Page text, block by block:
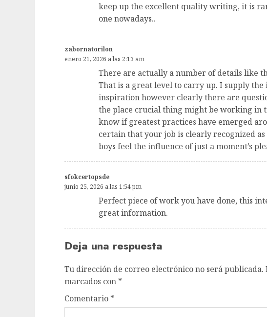
keep up the excellent quality writing, it is
one nowadays..
zabornatorilon
enero 21, 2026 a las 2:13 am
There are actually a number of details like
That is a great level to carry up. I supply the
inspiration however clearly there are
the place crucial thing might be working in
know if greatest practices have emerged
certain that your job is clearly recognized
boys feel the influence of just a moment’s
sfokcertopsde
junio 25, 2026 a las 1:54 pm
Perfect piece of work you have done, this
great information.
Deja una respuesta
Tu dirección de correo electrónico no será publicada.
marcados con *
Comentario *